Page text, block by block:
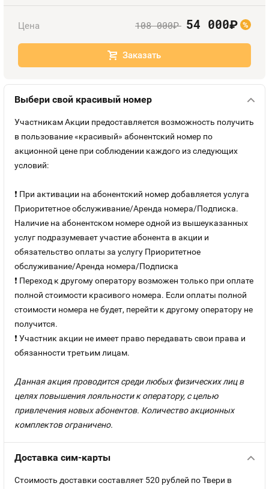
Контакты
Цена 108 000руб. 54 000руб. %
Заказать
Выбери свой красивый номер
Участникам Акции предоставляется возможность получить
в пользование «красивый» абонентский номер по
акционной цене при соблюдении каждого из следующих
условий:
❗ При активации на абонентский номер добавляется услуга
Приоритетное обслуживание/Аренда номера/Подписка.
Наличие на абонентском номере одной из вышеуказанных
услуг подразумевает участие абонента в акции и
обязательство оплаты за услугу Приоритетное
обслуживание/Аренда номера/Подписка
❗ Переход к другому оператору возможен только при оплате
полной стоимости красивого номера. Если оплаты полной
стоимости номера не будет, перейти к другому оператору не
получится.
❗ Участник акции не имеет право передавать свои права и
обязанности третьим лицам.
Данная акция проводится среди любых физических лиц в
целях повышения лояльности к оператору, с целью
привлечения новых абонентов. Количество акционных
комплектов ограничено.
Доставка сим-карты
Стоимость доставки составляет 520 рублей по Твери в